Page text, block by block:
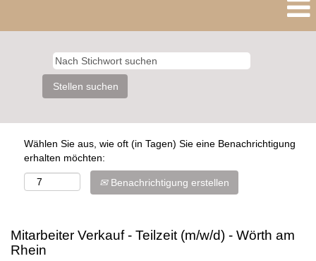
Wählen Sie aus, wie oft (in Tagen) Sie eine Benachrichtigung
erhalten möchten:
Benachrichtigung erstellen
Mitarbeiter Verkauf - Teilzeit (m/w/d) - Wörth am
Rhein